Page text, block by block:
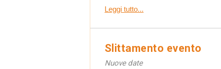
Leggi tutto...
Slittamento evento
Nuove date